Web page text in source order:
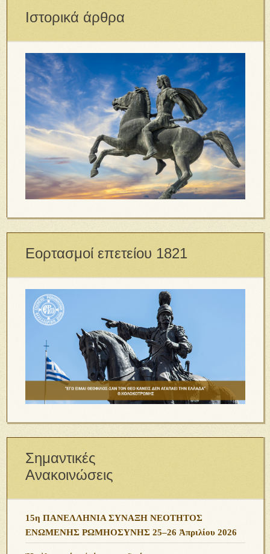
Ιστορικά άρθρα
Εορτασμοί επετείου 1821
Σημαντικές
Ανακοινώσεις
15η ΠΑΝΕΛΛΗΝΙΑ ΣΥΝΑΞΗ ΝΕΟΤΗΤΟΣ
ΕΝΩΜΕΝΗΣ ΡΩΜΗΟΣΥΝΗΣ 25–26 Ἀπριλίου 2026